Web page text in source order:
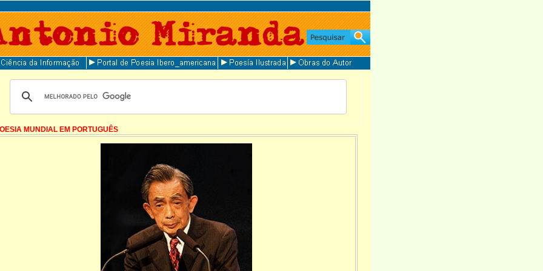
MUNDIAL EM PORTUGUÊS